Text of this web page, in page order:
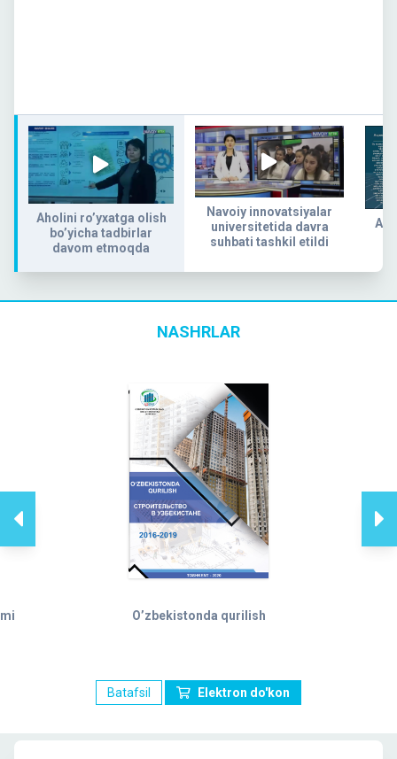
Aholini ro’yxatga olish
bo’yicha tadbirlar
davom etmoqda
Navoiy innovatsiyalar
universitetida davra
suhbati tashkil etildi
NASHRLAR
O’zbekistonda qurilish
Batafsil Elektron do'kon